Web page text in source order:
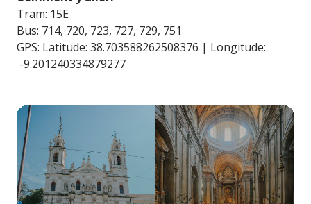
Tram: 15E
Bus: 714, 720, 723, 727, 729, 751
GPS: Latitude: 38.703588262508376 | Longitude:
-9.201240334879277